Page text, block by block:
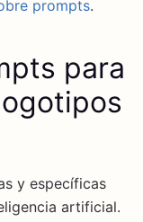
prompts.
para
y específicas
artificial.